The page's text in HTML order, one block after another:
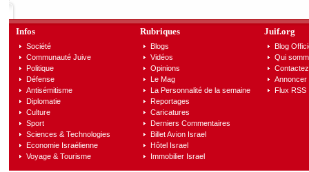
Infos
Société
Communauté Juive
Politique
Défense
Antisémitisme
Diplomatie
Culture
Sport
Sciences & Technologies
Economie Israélienne
Voyage & Tourisme
Rubriques
Blogs
Vidéos
Opinions
Le Mag
La Personnalité de la semaine
Reportages
Caricatures
Derniers Commentaires
Billet Avion Israel
Hôtel Israel
Immobilier Israel
Juif.org
Blog
Qui
Annoncer
Flux RSS